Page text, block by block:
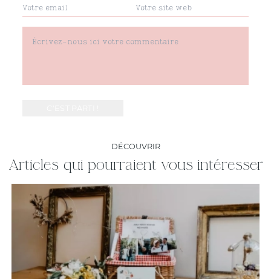
DÉCOUVRIR
Articles qui pourraient vous intéresser